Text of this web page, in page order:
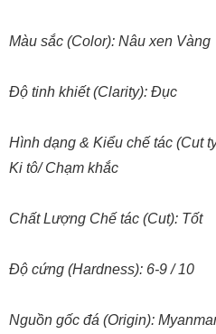
Màu sắc (Color): Nâu xen Vàng
Độ tinh khiết (Clarity): Đục
Hình dạng & Kiểu chế tác (Cut
Ki tô/ Chạm khắc
Chất Lượng Chế tác (Cut): Tốt
Độ cứng (Hardness): 6-9 / 10
Nguồn gốc đá (Origin):